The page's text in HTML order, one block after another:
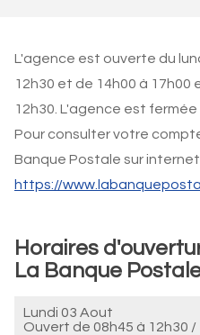
L'agence est ouverte du
12h30 et de 14h00 à 17h00
12h30. L'agence est fermée
Pour consulter votre
Banque Postale sur internet
https://
Horaires
La Banque
Lundi 03 Aout
Ouvert de 08h45 à 12h30 /